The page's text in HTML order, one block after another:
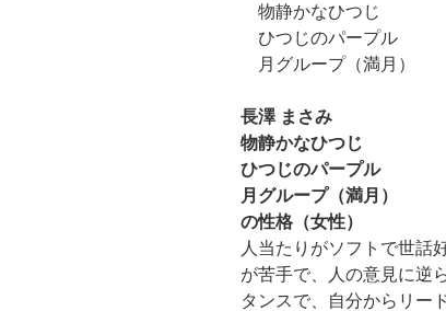
物静かなひつじ
ひつじのパープル
月グループ（満月）
長澤 まさみ
物静かなひつじ
ひつじのパープル
月グループ（満月）
の性格（女性）
人当たりがソフトで世話
が苦手で、人の意見に逆
タンスで、自分からリー